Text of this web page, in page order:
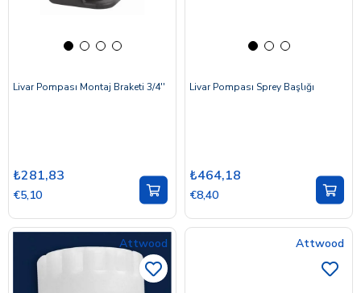
Livar Pompası Montaj Braketi 3/4''
₺281,83
€5,10
Livar Pompası Sprey Başlığı
₺464,18
€8,40
Attwood Attwood